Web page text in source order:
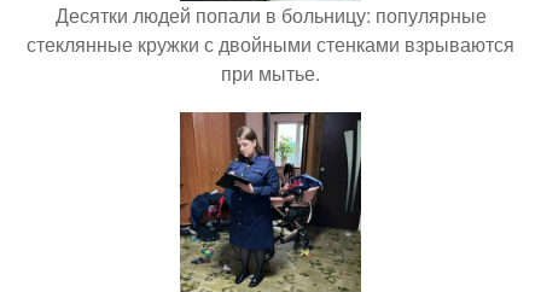
Десятки людей попали в больницу: популярные
стеклянные кружки с двойными стенками взрываются
при мытье.